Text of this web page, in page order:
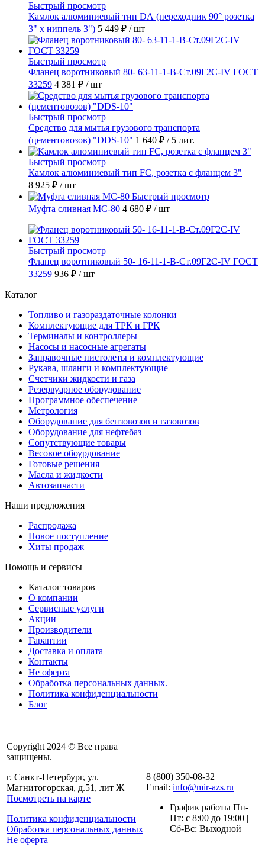
Быстрый просмотр
Камлок алюминиевый тип DА (переходник 90° розетка
3" х ниппель 3") 5 449 ₽ / шт
Быстрый просмотр
Фланец воротниковый 80- 63-11-1-B-Ст.09Г2С-IV ГОСТ
33259 4 381 ₽ / шт
Быстрый просмотр
Средство для мытья грузового транспорта
(цементовозов) "DDS-10" 1 640 ₽ / 5 лит.
Быстрый просмотр
Камлок алюминиевый тип FC, розетка с фланцем 3"
8 925 ₽ / шт
Быстрый просмотр
Муфта сливная МС-80 4 680 ₽ / шт
Быстрый просмотр
Фланец воротниковый 50- 16-11-1-B-Ст.09Г2С-IV ГОСТ
33259 936 ₽ / шт
Каталог
Топливо и газораздаточные колонки
Комплектующие для ТРК и ГРК
Терминалы и контроллеры
Насосы и насосные агрегаты
Заправочные пистолеты и комплектующие
Рукава, шланги и комплектующие
Счетчики жидкости и газа
Резервуарное оборудование
Программное обеспечение
Метрология
Оборудование для бензовозов и газовозов
Оборудование для нефтебаз
Сопутствующие товары
Весовое обоурдование
Готовые решения
Масла и жидкости
Автозапчасти
Наши предложения
Распродажа
Новое поступление
Хиты продаж
Помощь и сервисы
Каталог товаров
О компании
Сервисные услуги
Акции
Производители
Гарантии
Доставка и оплата
Контакты
Не оферта
Обработка персональных данных.
Политика конфиденциальности
Блог
Copyright 2024 © Все права
защищены.
г. Санкт-Петербург, ул.
Магнитогорская, д.51, лит Ж
Посмотреть на карте
Политика конфиденциальности
Обработка персональных данных
Не оферта
8 (800) 350-08-32
Email: info@mir-azs.ru
График работы Пн-
Пт: с 8:00 до 19:00 |
Сб-Вс: Выходной